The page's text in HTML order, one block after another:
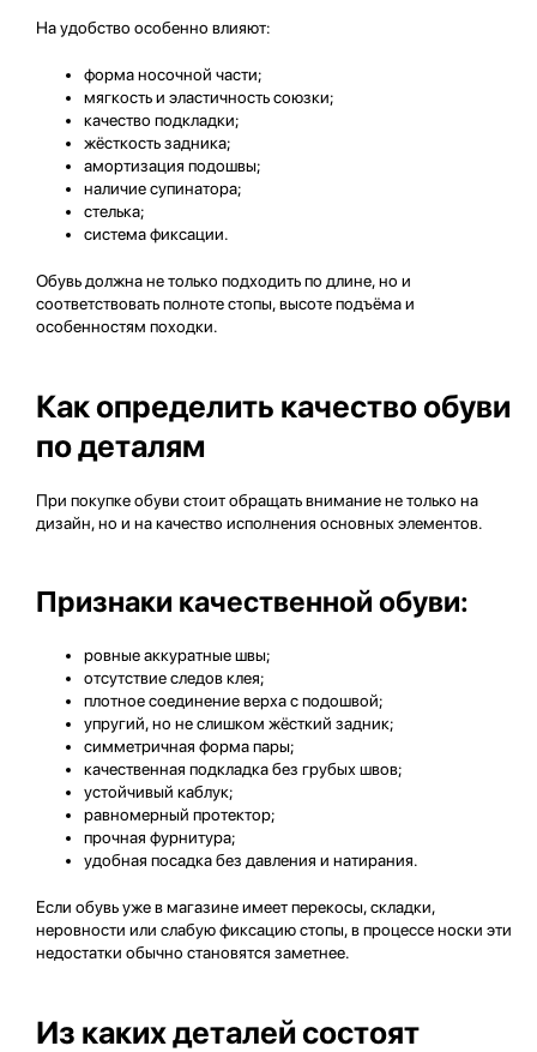
На удобство особенно влияют:
форма носочной части;
мягкость и эластичность союзки;
качество подкладки;
жёсткость задника;
амортизация подошвы;
наличие супинатора;
стелька;
система фиксации.
Обувь должна не только подходить по длине, но и
соответствовать полноте стопы, высоте подъёма и
особенностям походки.
Как определить качество обуви
по деталям
При покупке обуви стоит обращать внимание не только на
дизайн, но и на качество исполнения основных элементов.
Признаки качественной обуви:
ровные аккуратные швы;
отсутствие следов клея;
плотное соединение верха с подошвой;
упругий, но не слишком жёсткий задник;
симметричная форма пары;
качественная подкладка без грубых швов;
устойчивый каблук;
равномерный протектор;
прочная фурнитура;
удобная посадка без давления и натирания.
Если обувь уже в магазине имеет перекосы, складки,
неровности или слабую фиксацию стопы, в процессе носки эти
недостатки обычно становятся заметнее.
Из каких деталей состоят